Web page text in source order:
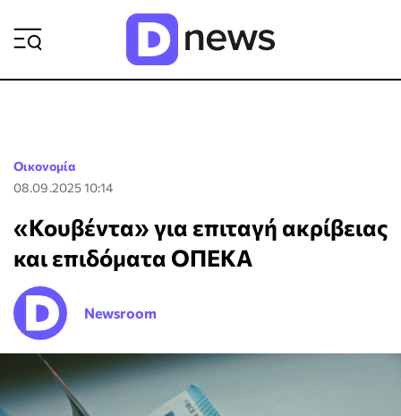
Οικονομία
08.09.2025 10:14
«Κουβέντα» για επιταγή ακρίβειας
και επιδόματα ΟΠΕΚΑ
Newsroom